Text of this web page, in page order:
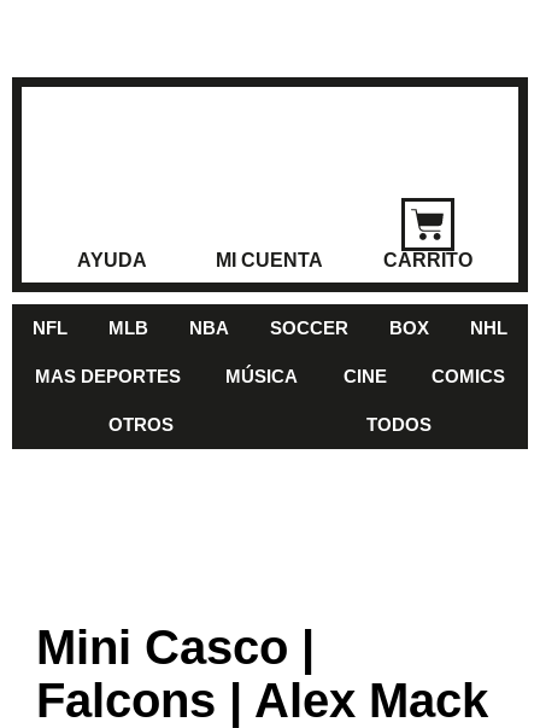
AYUDA MI CUENTA CARRITO
NFL MLB NBA SOCCER BOX NHL
MAS DEPORTES MÚSICA CINE COMICS
OTROS TODOS
Mini Casco |
Falcons | Alex Mack